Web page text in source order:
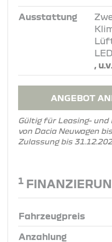
Ausstattung
,
ANGEBOT
Gültig für Leasing-
von Dacia Neuwagen
Zulassung bis
1
Fahrzeugpreis
Anzahlung